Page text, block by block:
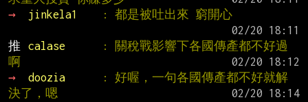
→
jinkela1
: 都是被吐出來 窮開心
推
calase
: 關稅戰影響下各國傳產都不好過
啊
→
doozia
: 好喔，一句各國傳產都不好就解
決了，嗯